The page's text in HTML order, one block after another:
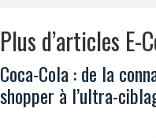
Plus d’articles E-
Coca-Cola : de la
shopper à l’ultra-